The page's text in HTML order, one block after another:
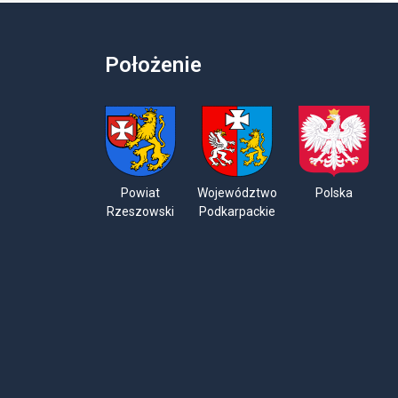
Położenie
Powiat
Rzeszowski
Województwo
Podkarpackie
Polska